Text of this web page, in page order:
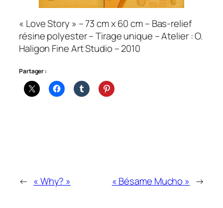
« Love Story » – 73 cm x 60 cm – Bas-relief
résine polyester – Tirage unique – Atelier : O.
Haligon Fine Art Studio – 2010
Partager :
← « Why? » « Bésame Mucho » →